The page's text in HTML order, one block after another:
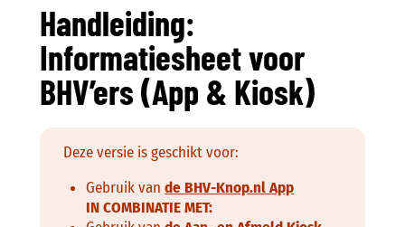
Handleiding:
Informatiesheet voor
BHV’ers (App & Kiosk)
Deze versie is geschikt voor:
Gebruik vande BHV-Knop.nl App
IN COMBINATIE MET: